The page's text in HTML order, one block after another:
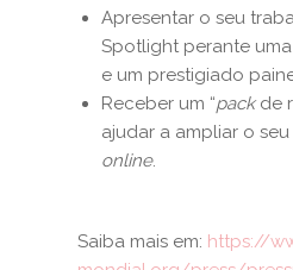
Apresentar o seu
Spotlight perante
e um prestigiado
Receber um “packde
ajudar a ampliar o
online.
Saiba mais em: https://